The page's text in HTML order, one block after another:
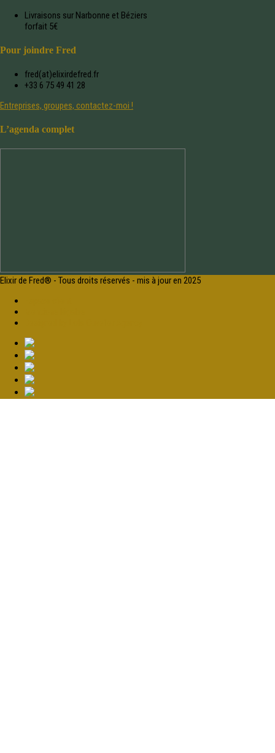
Livraisons sur Narbonne et Béziers
forfait 5€
Pour joindre Fred
fred(at)elixirdefred.fr
+33 6 75 49 41 28
Entreprises, groupes, contactez-moi !
L’agenda complet
Elixir de Fred® - Tous droits réservés - mis à jour en 2025